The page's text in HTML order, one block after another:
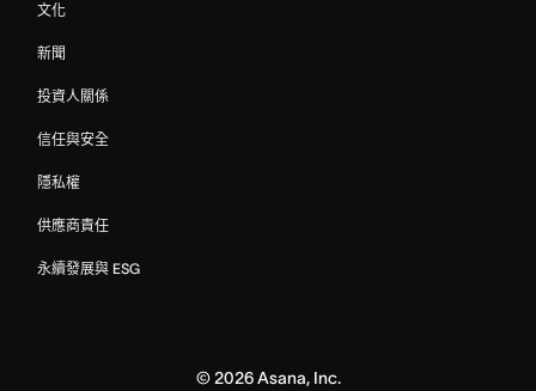
文化
新聞
投資人關係
信任與安全
隱私權
供應商責任
永續發展與 ESG
© 2026Asana, Inc.